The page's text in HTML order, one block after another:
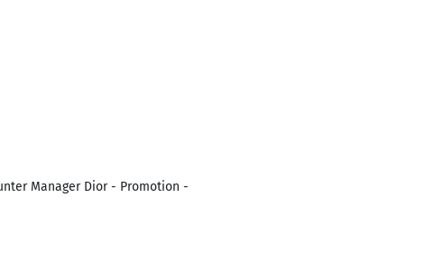
Manager Dior - Promotion -